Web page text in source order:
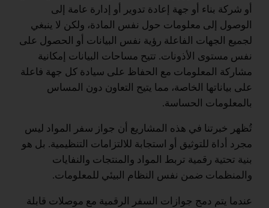
أو شركة بناء أو جهة إعادة تدوير أو إدارة عامة إلى
الوصول إلى معلومات حول نفس المادة، ولكن لا ينبغي
لجميع الجهات الفاعلة رؤية نفس البيانات أو الحصول على
نفس مستوى الأذونات. تتيح مساحات البيانات إمكانية
مشاركة المعلومات مع الحفاظ على سيادة كل جهة فاعلة
على بياناتها الخاصة، مما يتيح التعاون دون المساس
بالمعلومات الحساسة.
تُظهر خبرتنا في هذه المشاريع أن جواز سفر المواد ليس
مجرد أداة للتوثيق أو استجابة للالتزامات التنظيمية. بل هو
بنية تحتية رقمية تربط المواد والمنتجات والنفايات
والمنظمات ضمن نفس النظام البيئي للمعلومات.
عندما يتم دمج جوازات السفر الرقمية مع موصلات قابلة